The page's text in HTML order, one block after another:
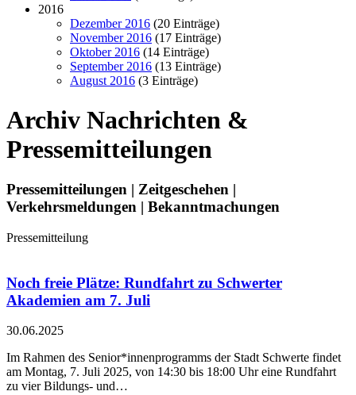
2016
Dezember 2016 (20 Einträge)
November 2016 (17 Einträge)
Oktober 2016 (14 Einträge)
September 2016 (13 Einträge)
August 2016 (3 Einträge)
Archiv Nachrichten &
Pressemitteilungen
Pressemitteilungen | Zeitgeschehen |
Verkehrsmeldungen | Bekanntmachungen
Pressemitteilung
Noch freie Plätze: Rundfahrt zu Schwerter
Akademien am 7. Juli
30.06.2025
Im Rahmen des Senior*innenprogramms der Stadt Schwerte findet
am Montag, 7. Juli 2025, von 14:30 bis 18:00 Uhr eine Rundfahrt
zu vier Bildungs- und…